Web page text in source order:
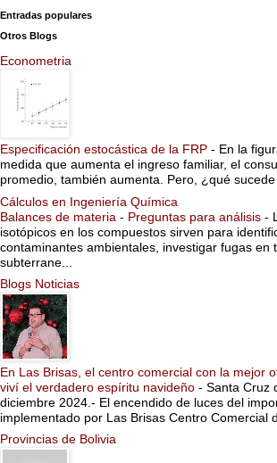
Entradas populares
Otros Blogs
Econometria
Especificación estocástica de la FRP - En la
medida que aumenta el ingreso familiar, el
promedio, también aumenta. Pero, ¿qué
Cálculos en Ingeniería Química
Balances de materia - Preguntas para análisis -
isotópicos en los compuestos sirven para
contaminantes ambientales, investigar fugas en
subterrane...
Blogs Noticias
En Las Brisas, el centro comercial con la mejor
viví el verdadero espíritu navideño - Santa Cruz
diciembre 2024.- El encendido de luces del
implementado por Las Brisas Centro Comercial
Provincias de Bolivia